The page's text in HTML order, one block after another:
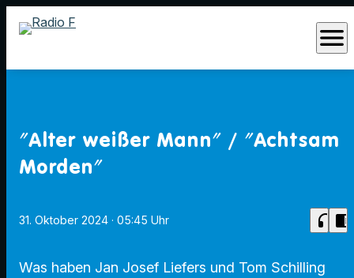
menu
"Alter weißer Mann" / "Achtsam
Morden"
31. Oktober 2024 · 05:45 Uhr headphones chrome_reader_mode
Was haben Jan Josef Liefers und Tom Schilling